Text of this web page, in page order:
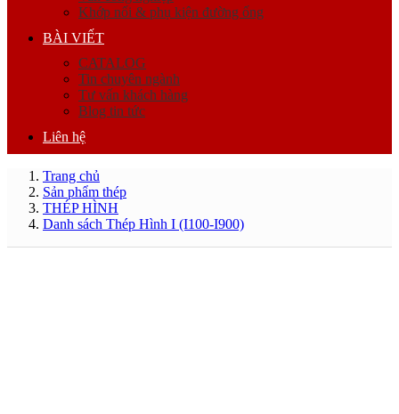
Khớp nối & phụ kiện đường ống
BÀI VIẾT
CATALOG
Tin chuyên ngành
Tư vấn khách hàng
Blog tin tức
Liên hệ
Trang chủ
Sản phẩm thép
THÉP HÌNH
Danh sách Thép Hình I (I100-I900)